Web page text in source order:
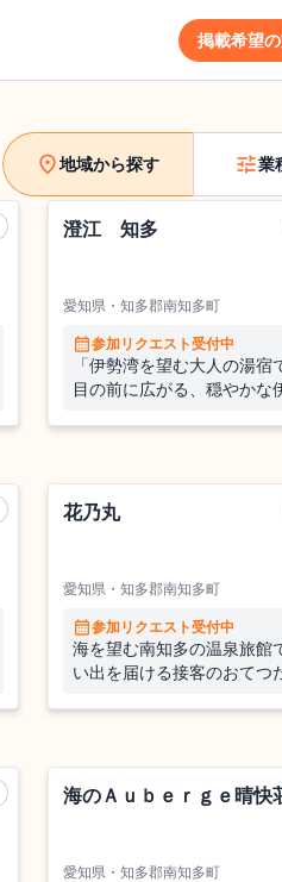
掲載希望
location_on地域から探す tune業
澄江 知多
愛知県・知多郡南知多町
calendar_month参加リクエスト受付中
「伊勢湾を望む大人の湯
目の前に広がる、穏やかな
花乃丸
愛知県・知多郡南知多町
calendar_month参加リクエスト受付中
海を望む南知多の温泉旅館
い出を届ける接客のおてつ
海のＡｕｂｅｒｇｅ晴快
愛知県・知多郡南知多町